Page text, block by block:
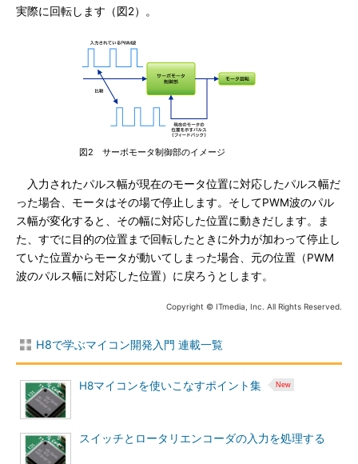
実際に回転します（図2）。
図2 サーボモータ制御部のイメージ
入力されたパルス幅が現在のモータ位置に対応したパルス幅だ
った場合、モータはその場で停止します。そしてPWM波のパル
ス幅が変化すると、その幅に対応した位置に動きだします。ま
た、すでに目的の位置まで回転したときに外力が加わって停止し
ていた位置からモータが動いてしまった場合、元の位置（PWM
波のパルス幅に対応した位置）に戻ろうとします。
Copyright © ITmedia, Inc. All Rights Reserved.
H8で学ぶマイコン開発入門 連載一覧
H8マイコンを使いこなすポイント集
スイッチとロータリエンコーダの入力を処理する